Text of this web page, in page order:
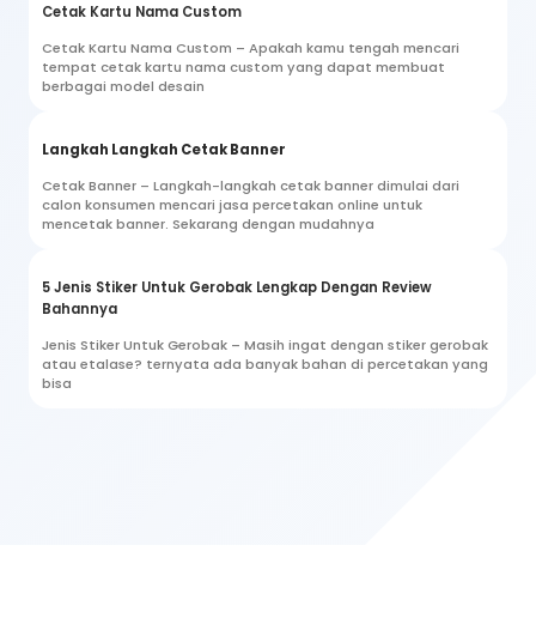
Cetak Kartu Nama Custom
Cetak Kartu Nama Custom – Apakah kamu tengah mencari
tempat cetak kartu nama custom yang dapat membuat
berbagai model desain
Langkah Langkah Cetak Banner
Cetak Banner – Langkah-langkah cetak banner dimulai dari
calon konsumen mencari jasa percetakan online untuk
mencetak banner. Sekarang dengan mudahnya
5 Jenis Stiker Untuk Gerobak Lengkap Dengan Review
Bahannya
Jenis Stiker Untuk Gerobak – Masih ingat dengan stiker gerobak
atau etalase? ternyata ada banyak bahan di percetakan yang
bisa